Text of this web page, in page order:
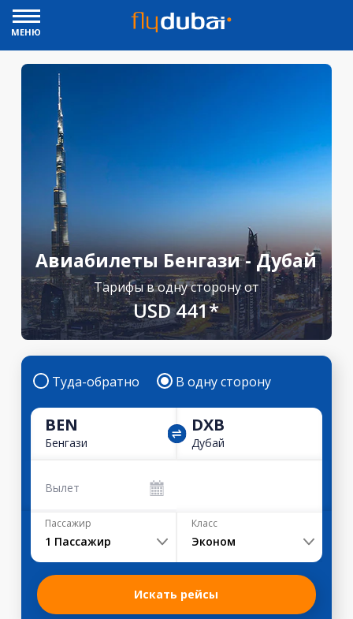
МЕНЮ
Авиабилеты Бенгази - Дубай
Тарифы в одну сторону от
USD 441*
Туда-обратно В одну сторону
BEN
Бенгази
DXB
Дубай
Вылет
Пассажир
1 Пассажир
Класс
Эконом
Искать рейсы